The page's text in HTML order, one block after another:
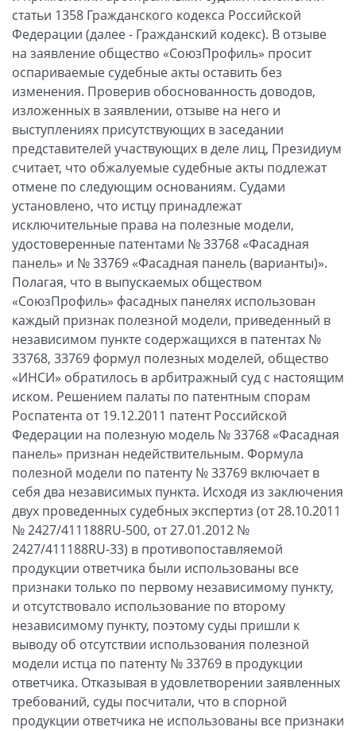
статьи 1358 Гражданского кодекса Российской
Федерации (далее - Гражданский кодекс). В отзыве
на заявление общество «СоюзПрофиль» просит
оспариваемые судебные акты оставить без
изменения. Проверив обоснованность доводов,
изложенных в заявлении, отзыве на него и
выступлениях присутствующих в заседании
представителей участвующих в деле лиц, Президиум
считает, что обжалуемые судебные акты подлежат
отмене по следующим основаниям. Судами
установлено, что истцу принадлежат
исключительные права на полезные модели,
удостоверенные патентами № 33768 «Фасадная
панель» и № 33769 «Фасадная панель (варианты)».
Полагая, что в выпускаемых обществом
«СоюзПрофиль» фасадных панелях использован
каждый признак полезной модели, приведенный в
независимом пункте содержащихся в патентах №
33768, 33769 формул полезных моделей, общество
«ИНСИ» обратилось в арбитражный суд с настоящим
иском. Решением палаты по патентным спорам
Роспатента от 19.12.2011 патент Российской
Федерации на полезную модель № 33768 «Фасадная
панель» признан недействительным. Формула
полезной модели по патенту № 33769 включает в
себя два независимых пункта. Исходя из заключения
двух проведенных судебных экспертиз (от 28.10.2011
№ 2427/411188RU-500, от 27.01.2012 №
2427/411188RU-33) в противопоставляемой
продукции ответчика были использованы все
признаки только по первому независимому пункту,
и отсутствовало использование по второму
независимому пункту, поэтому суды пришли к
выводу об отсутствии использования полезной
модели истца по патенту № 33769 в продукции
ответчика. Отказывая в удовлетворении заявленных
требований, суды посчитали, что в спорной
продукции ответчика не использованы все признаки